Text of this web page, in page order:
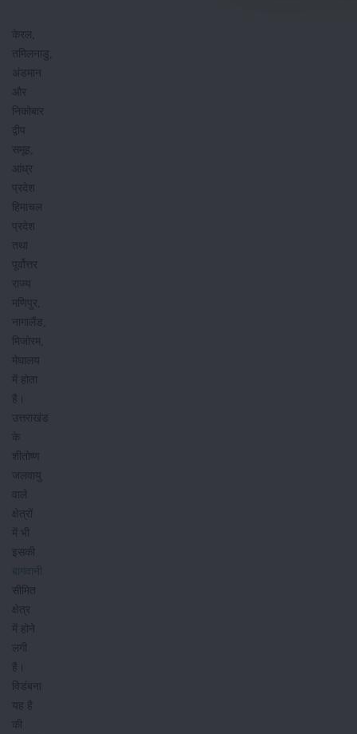
केरल,
तमिलनाडु,
अंडमान
और
निकोबार
द्वीप
समूह,
आंध्र
प्रदेश
हिमाचल
प्रदेश
तथा
पूर्वोत्तर
राज्य
मणिपुर,
नागालैंड,
मिजोरम,
मेघालय
में होता
है।
उत्तराखंड
के
शीतोष्ण
जलवायु
वाले
क्षेत्रों
में भी
इसकी
बागवानी
सीमित
क्षेत्र
में होने
लगी
है।
विडंबना
यह है
की